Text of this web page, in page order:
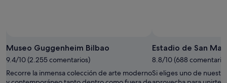
Museo Guggenheim Bilbao
9.4/10 (2.255 comentarios)
Recorre la inmensa colección de arte moderno
Estadio de San
8.8/10 (688
Si eliges uno de